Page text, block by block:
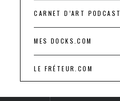
CARNET D’ART PODCAST
MES DOCKS.COM
LE FRÉTEUR.COM